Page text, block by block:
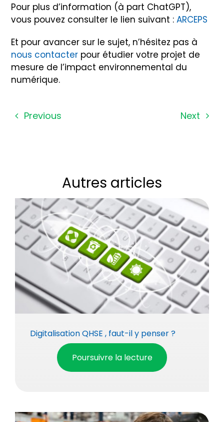
Pour plus d’information (à part ChatGPT),
vous pouvez consulter le lien suivant :ARCEPS
Et pour avancer sur le sujet, n’hésitez pas à
nous contacter pour étudier votre projet de
mesure de l’impact environnemental du
numérique.
Previous Next
Autres articles
Digitalisation QHSE , faut-il y penser ?
Poursuivre la lecture